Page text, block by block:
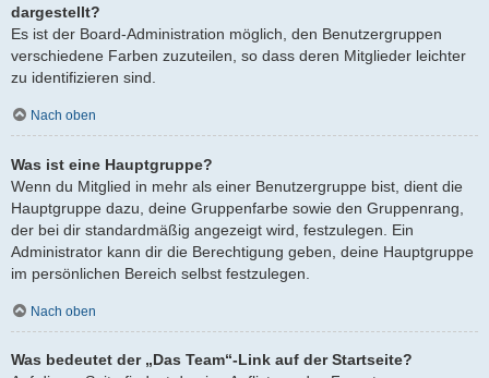
dargestellt?
Es ist der Board-Administration möglich, den Benutzergruppen
verschiedene Farben zuzuteilen, so dass deren Mitglieder leichter
zu identifizieren sind.
Nach oben
Was ist eine Hauptgruppe?
Wenn du Mitglied in mehr als einer Benutzergruppe bist, dient die
Hauptgruppe dazu, deine Gruppenfarbe sowie den Gruppenrang,
der bei dir standardmäßig angezeigt wird, festzulegen. Ein
Administrator kann dir die Berechtigung geben, deine Hauptgruppe
im persönlichen Bereich selbst festzulegen.
Nach oben
Was bedeutet der „Das Team“-Link auf der Startseite?